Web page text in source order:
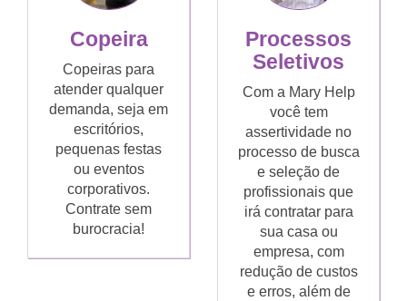
Copeira
Copeiras para
atender qualquer
demanda, seja em
escritórios,
pequenas festas
ou eventos
corporativos.
Contrate sem
burocracia!
Processos
Seletivos
Com a Mary Help
você tem
assertividade no
processo de busca
e seleção de
profissionais que
irá contratar para
sua casa ou
empresa, com
redução de custos
e erros, além de